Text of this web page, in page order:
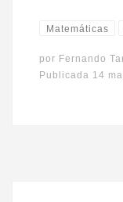
Matemáticas
por Fernando
Publicada 14